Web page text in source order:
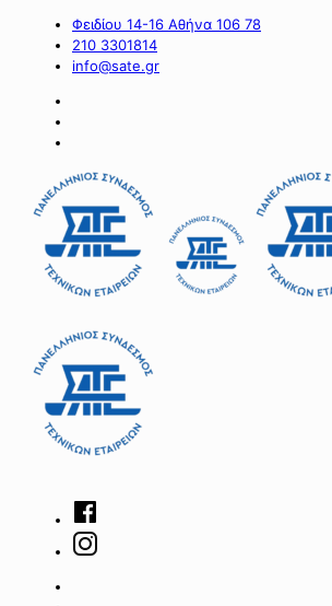
Φειδίου 14-16 Αθήνα 106 78
210 3301814
info@sate.gr